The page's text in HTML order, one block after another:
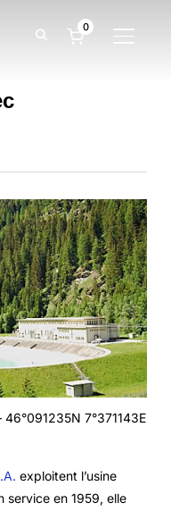
0
7°371143E
exploitent l’usine
service en 1959, elle